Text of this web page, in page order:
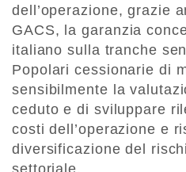
dell’operazione, grazie
GACS, la garanzia
italiano sulla tranche
Popolari cessionarie di
sensibilmente la
ceduto e di sviluppare
costi dell’operazione e
diversificazione del
settoriale.